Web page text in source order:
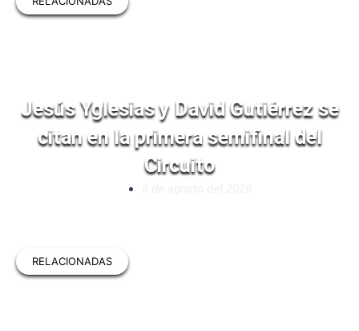
Jesús Yglesias y David Gutiérrez se
citan en la primera semifinal del
Circuito
RELACIONADAS